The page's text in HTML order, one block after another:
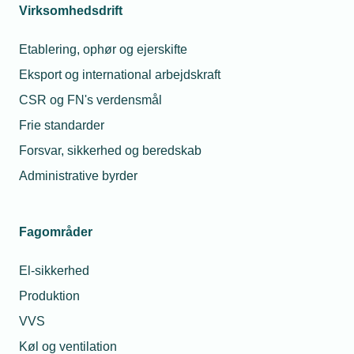
Virksomhedsdrift
Etablering, ophør og ejerskifte
Eksport og international arbejdskraft
CSR og FN's verdensmål
Frie standarder
Forsvar, sikkerhed og beredskab
Administrative byrder
Fagområder
El-sikkerhed
Produktion
VVS
Køl og ventilation
fire arbejdspladser, som gør noget særligt for
arbejdsmiljøet, og som kan inspirere andre. De 12
nominerede arbejdspladser og de fire vindere
udvælges af en dommerkomite, der består af
Akademikerne og formand for Arbejdsmiljørådet
Cristina Lage. Læs mere på
Dansk VVS Electra